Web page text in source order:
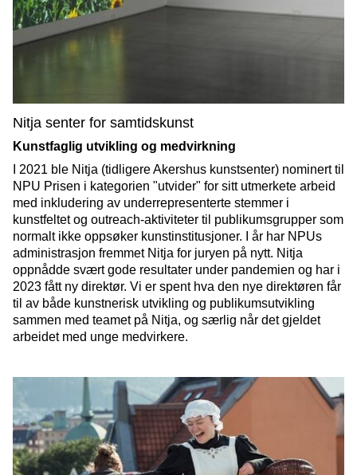
Nitja senter for samtidskunst
Kunstfaglig utvikling og medvirkning
I 2021 ble Nitja (tidligere Akershus kunstsenter) nominert til
NPU Prisen i kategorien "utvider" for sitt utmerkete arbeid
med inkludering av underrepresenterte stemmer i
kunstfeltet og outreach-aktiviteter til publikumsgrupper som
normalt ikke oppsøker kunstinstitusjoner. I år har NPUs
administrasjon fremmet Nitja for juryen på nytt. Nitja
oppnådde svært gode resultater under pandemien og har i
2023 fått ny direktør. Vi er spent hva den nye direktøren får
til av både kunstnerisk utvikling og publikumsutvikling
sammen med teamet på Nitja, og særlig når det gjeldet
arbeidet med unge medvirkere.